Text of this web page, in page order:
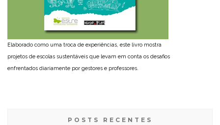
Elaborado como uma troca de experiências, este livro mostra
projetos de escolas sustentáveis que levam em conta os desafios
enfrentados diariamente por gestores e professores.
POSTS RECENTES